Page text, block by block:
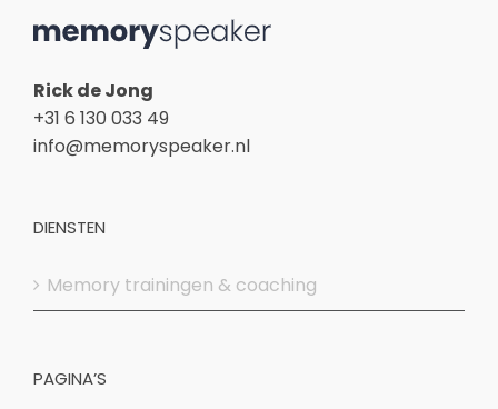
Rick de Jong
+31 6 130 033 49
info@memoryspeaker.nl
DIENSTEN
Memory trainingen & coaching
PAGINA’S